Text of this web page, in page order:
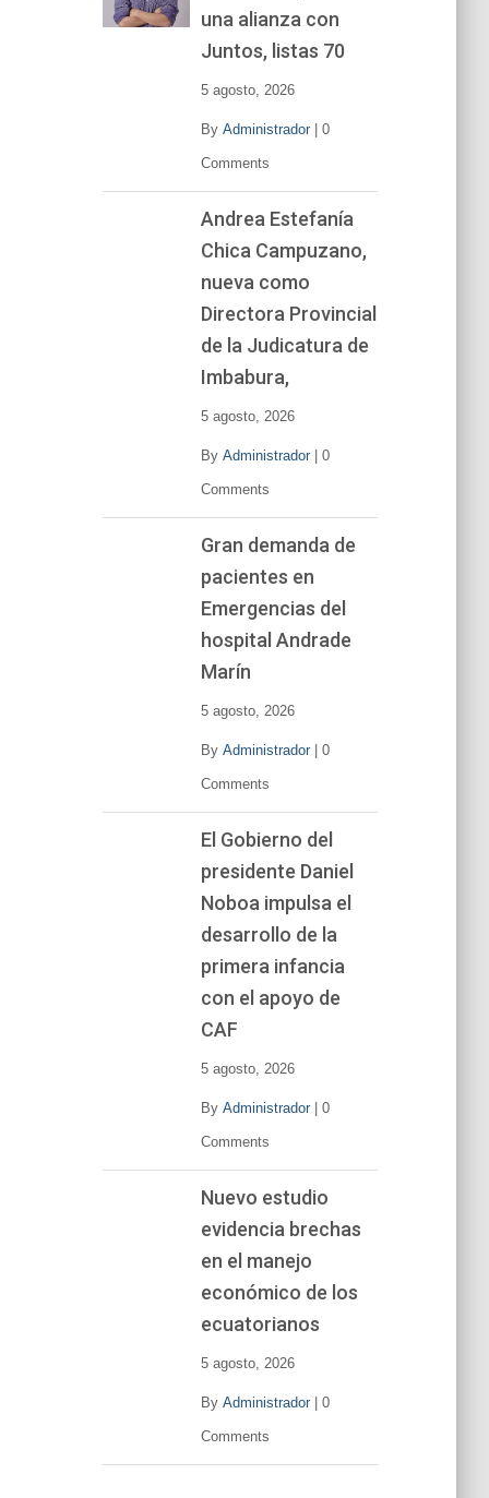
una alianza con
Juntos, listas 70
5 agosto, 2026
By Administrador| 0
Comments
Andrea Estefanía
Chica Campuzano,
nueva como
Directora Provincial
de la Judicatura de
Imbabura,
5 agosto, 2026
By Administrador| 0
Comments
Gran demanda de
pacientes en
Emergencias del
hospital Andrade
Marín
5 agosto, 2026
By Administrador| 0
Comments
El Gobierno del
presidente Daniel
Noboa impulsa el
desarrollo de la
primera infancia
con el apoyo de
CAF
5 agosto, 2026
By Administrador| 0
Comments
Nuevo estudio
evidencia brechas
en el manejo
económico de los
ecuatorianos
5 agosto, 2026
By Administrador| 0
Comments